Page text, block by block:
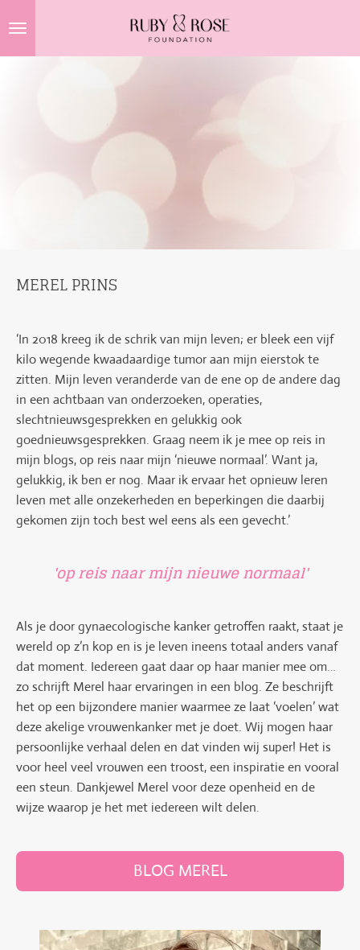
direct
naar
MEREL PRINS
‘In 2018 kreeg ik de schrik van mijn leven; er bleek een vijf
kilo wegende kwaadaardige tumor aan mijn eierstok te
zitten. Mijn leven veranderde van de ene op de andere dag
in een achtbaan van onderzoeken, operaties,
slechtnieuwsgesprekken en gelukkig ook
goednieuwsgesprekken. Graag neem ik je mee op reis in
mijn blogs, op reis naar mijn ‘nieuwe normaal’. Want ja,
gelukkig, ik ben er nog. Maar ik ervaar het opnieuw leren
leven met alle onzekerheden en beperkingen die daarbij
gekomen zijn toch best wel eens als een gevecht.’
'op reis naar mijn nieuwe normaal'
Als je door gynaecologische kanker getroffen raakt, staat je
wereld op z’n kop en is je leven ineens totaal anders vanaf
dat moment. Iedereen gaat daar op haar manier mee om…
zo schrijft Merel haar ervaringen in een blog. Ze beschrijft
het op een bijzondere manier waarmee ze laat ‘voelen’ wat
deze akelige vrouwenkanker met je doet. Wij mogen haar
persoonlijke verhaal delen en dat vinden wij super! Het is
voor heel veel vrouwen een troost, een inspiratie en vooral
een steun. Dankjewel Merel voor deze openheid en de
wijze waarop je het met iedereen wilt delen.
BLOG MEREL